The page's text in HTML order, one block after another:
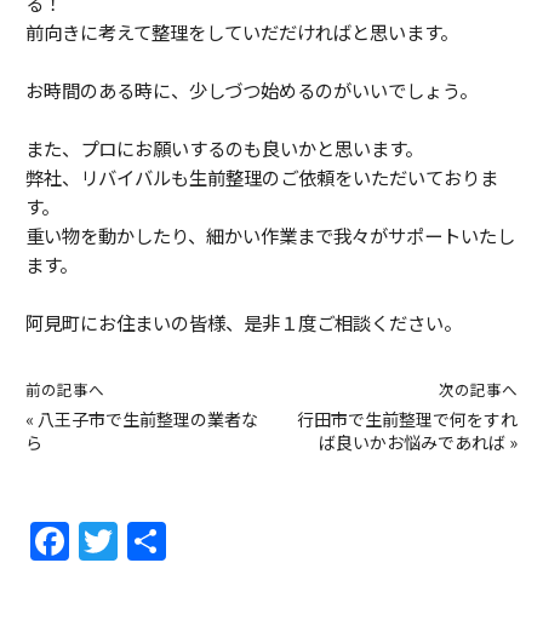
前向きに考えて整理をしていだだければと思います。
お時間のある時に、少しづつ始めるのがいいでしょう。
また、プロにお願いするのも良いかと思います。
弊社、リバイバルも生前整理のご依頼をいただいておりま
す。
重い物を動かしたり、細かい作業まで我々がサポートいたし
ます。
阿見町にお住まいの皆様、是非１度ご相談ください。
前の記事へ
« 八王子市で生前整理の業者な
ら
次の記事へ
行田市で生前整理で何をすれ
ば良いかお悩みであれば »
F
a
T
w